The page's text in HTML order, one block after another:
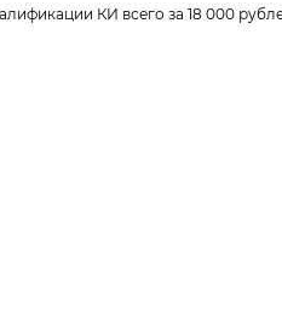
КИ всего за 18 000